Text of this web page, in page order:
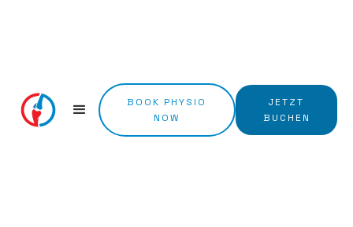
BOOK PHYSIO
NOW
JETZT
BUCHEN